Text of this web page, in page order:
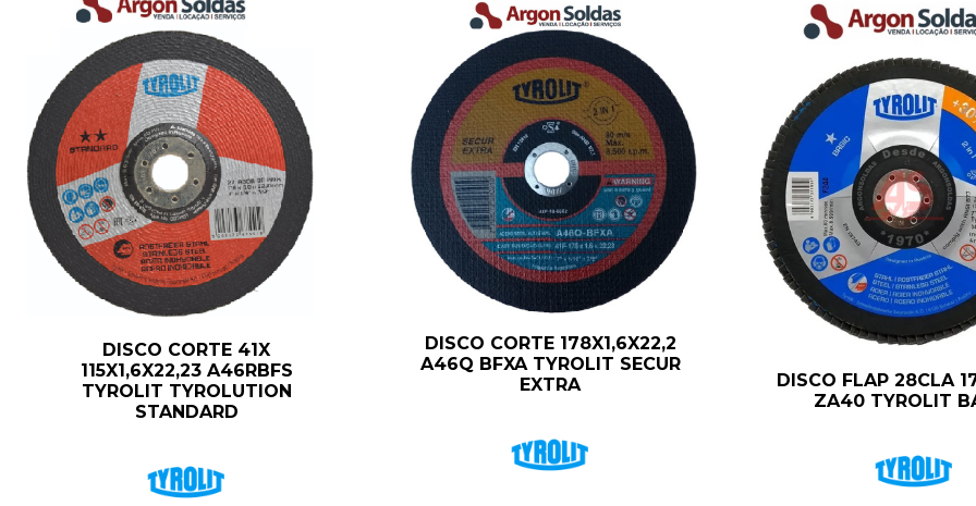
DISCO CORTE 41X
115X1,6X22,23 A46RBFS
TYROLIT TYROLUTION
STANDARD
DISCO CORTE 178X1,6X22,2
A46Q BFXA TYROLIT SECUR
EXTRA
DISCO FLAP 28CLA
ZA40 TYROLIT